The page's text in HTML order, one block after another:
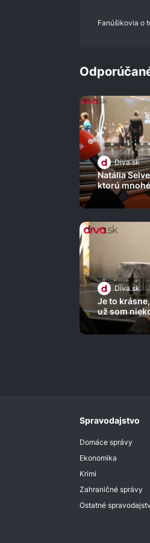
Fanúšikovia o
Diva.sk
Natália
ktorú
Diva.sk
Je to
už som
Spravodajstvo
Domáce správy
Ekonomika
Krimi
Zahraničné správy
Ostatné